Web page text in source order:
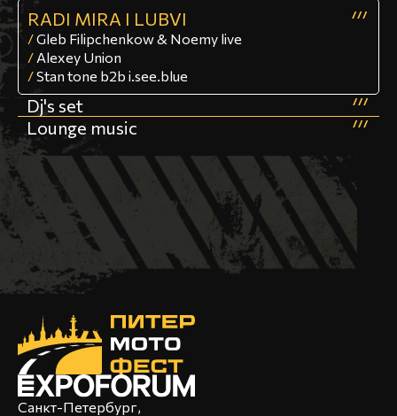
RADI MIRA I LUBVI
/Gleb Filipchenkow & Noemy live
/ Alexey Union
/Stan tone b2b i.see.blue
///
Dj's set ///
Lounge music ///
НАЧАЛО ДНЕВНОЙ ПРОГРАММЫ 11:00
Мотофристайл и Мотошар Шоу
///
BEAT DEVILS
Силовое Шоу ///
GARY MOORE TRIBUTE
Джимхана Шоу
TURBOSH
Стандрайдинг Шоу
ХОР ЛАБ 440 ГЦ
НАЧАЛО ДНЕВНОЙ ПРОГРАММЫ 11:00
ДЕКАБРЬ
///
Награждение победителя
соревнований по джимхане
ДЖИНСЫ ТАРКОВСКОГО
Награждение победителей
соревнований силовой зоны
АСТРА
НЕМОДНЫЕ
Санкт-Петербург,